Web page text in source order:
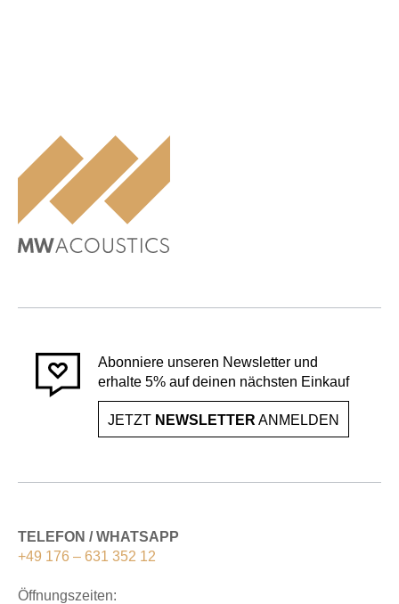
Abonniere unseren Newsletter und
erhalte 5% auf deinen nächsten Einkauf
JETZT NEWSLETTER ANMELDEN
TELEFON / WHATSAPP
+49 176 – 631 352 12
Öffnungszeiten: